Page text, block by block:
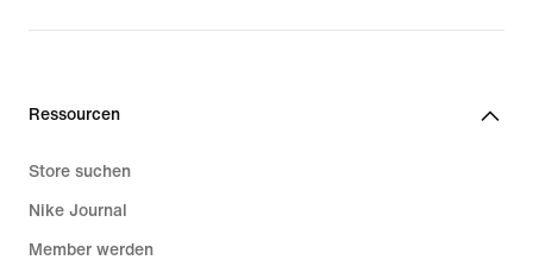
Ressourcen
Store suchen
Nike Journal
Member werden